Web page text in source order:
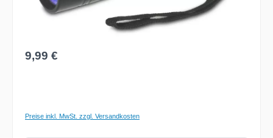
Regulärer Preis:
9,99 €
Preise inkl. MwSt. zzgl. Versandkosten